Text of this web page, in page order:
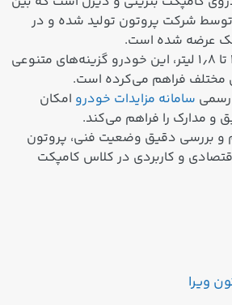
سال‌های ۱۹۹۳ تا ۲۰۰۹ توسط شرکت پروتون تولید شده و در
عرضه شده است.
– با تنوع پیشرانه از ۱٫۳ تا ۱٫۸ لیتر، این خودرو گزینه‌های متنوعی
مختلف فراهم می‌کرده است.
رسمی سامانه مزایدات خودرو امکان
و مدارک را فراهم می‌کند.
و بررسی دقیق وضعیت فنی، پروتون
و کاربردی در کلاس کامپکت
ویرا